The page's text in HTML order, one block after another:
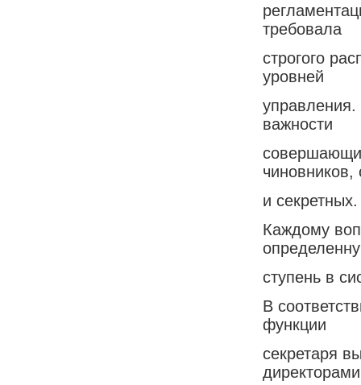
требовала
строгого
уровней
управления.
важности
и секретных.
Каждому
ступень в
В
функции
секретаря
директорами